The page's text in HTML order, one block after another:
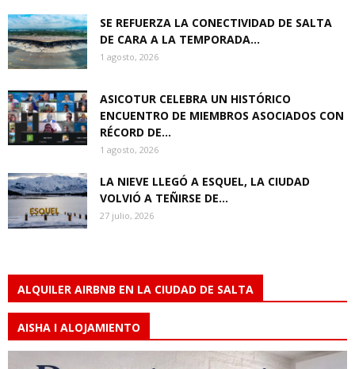
SE REFUERZA LA CONECTIVIDAD DE SALTA
DE CARA A LA TEMPORADA...
1 agosto, 2026
ASICOTUR CELEBRA UN HISTÓRICO
ENCUENTRO DE MIEMBROS ASOCIADOS CON
RÉCORD DE...
1 agosto, 2026
LA NIEVE LLEGÓ A ESQUEL, LA CIUDAD
VOLVIÓ A TEÑIRSE DE...
27 julio, 2026
ALQUILER AIRBNB EN LA CIUDAD DE SALTA
AISHA I ALOJAMIENTO